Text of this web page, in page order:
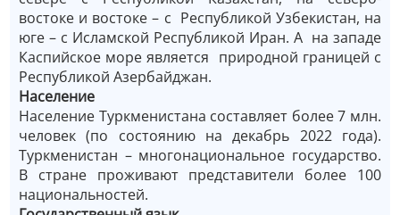
востоке и востоке – с Республикой Узбекистан, на
юге – с Исламской Республикой Иран. А на западе
Каспийское море является природной границей с
Республикой Азербайджан.
Население
Население Туркменистана составляет более 7 млн.
человек (по состоянию на декабрь 2022 года).
Туркменистан – многонациональное государство.
В стране проживают представители более 100
национальностей.